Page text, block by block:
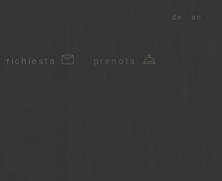
richiesta prenota
de en